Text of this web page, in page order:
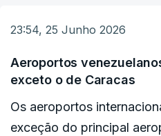
ERRO100
ERROR ON HTML5 MEDIA
23:54, 25 Junho 2026
Aeroportos
exceto o de Caracas
Os aeroportos
exceção do principal